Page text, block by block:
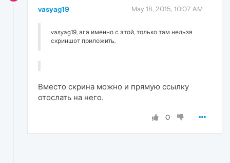
vasyag19 May 18, 2015, 10:07 AM
vasyag19, ага именно с этой, только там нельзя
скриншот приложить,
Вместо скрина можно и прямую ссылку
отослать на него.
0